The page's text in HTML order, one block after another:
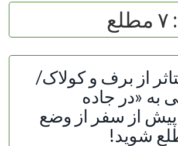
۷ مطلع
از برف و کولاک/
به «در جاده
پیش از سفر از وضع
شوید!